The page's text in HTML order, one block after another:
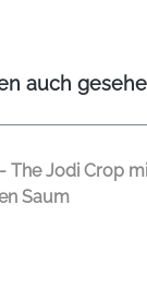
überspringen
auch